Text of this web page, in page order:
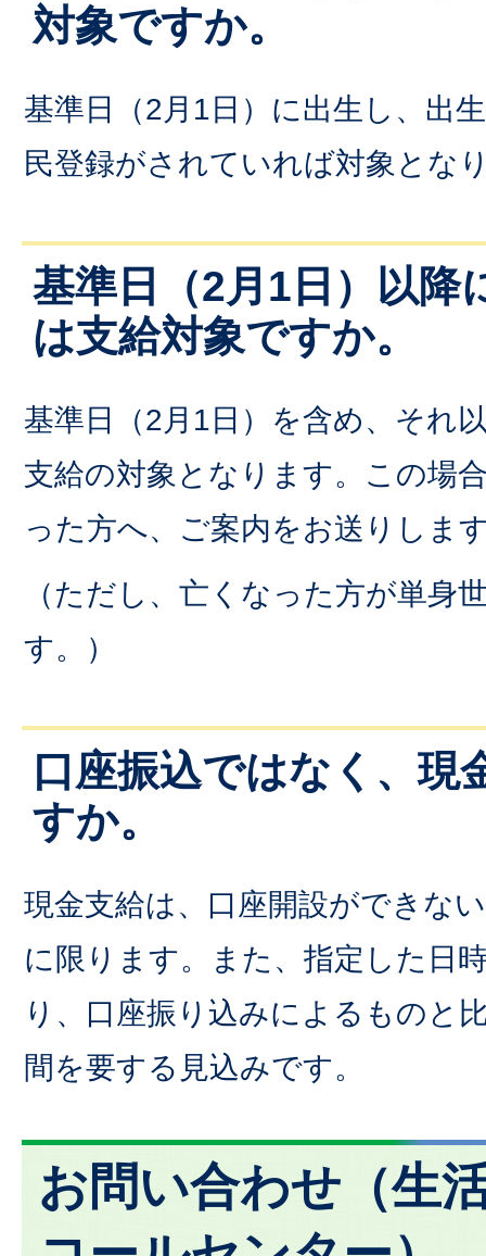
対象ですか。
基準日（2月1日）に出生し、出
民登録がされていれば対象とな
基準日（2月1日）以降
は支給対象ですか。
基準日（2月1日）を含め、それ
支給の対象となります。この場
った方へ、ご案内をお送りしま
（ただし、亡くなった方が単身
す。）
口座振込ではなく、現
すか。
現金支給は、口座開設ができな
に限ります。また、指定した日
り、口座振り込みによるものと
間を要する見込みです。
お問い合わせ（生